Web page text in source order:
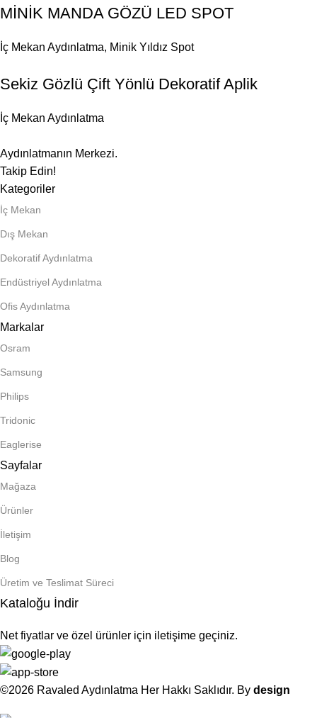
MİNİK MANDA GÖZÜ LED SPOT
İç Mekan Aydınlatma, Minik Yıldız Spot
Sekiz Gözlü Çift Yönlü Dekoratif Aplik
İç Mekan Aydınlatma
Aydınlatmanın Merkezi.
Takip Edin!
Kategoriler
İç Mekan
Dış Mekan
Dekoratif Aydınlatma
Endüstriyel Aydınlatma
Ofis Aydınlatma
Markalar
Osram
Samsung
Philips
Tridonic
Eaglerise
Sayfalar
Mağaza
Ürünler
İletişim
Blog
Üretim ve Teslimat Süreci
Kataloğu İndir
Net fiyatlar ve özel ürünler için iletişime geçiniz.
©2026 Ravaled Aydınlatma Her Hakkı Saklıdır. By design